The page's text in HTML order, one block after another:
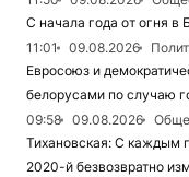
С начала года от огня в
11:01
09.08.2026
Евросоюз и
белорусами по случаю
09:58
09.08.2026
Тихановская: С каждым
2020-й безвозвратно